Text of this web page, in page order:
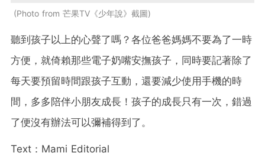
Photo from 芒果TV《少年說》截圖
聽到孩子以上的心聲了嗎？各位爸爸媽媽不要為了一時
方便，就倚賴那些電子奶嘴安撫孩子，同時要記著除了
每天要預留時間跟孩子互動，還要減少使用手機的時
間，多多陪伴小朋友成長！孩子的成長只有一次，錯過
了便沒有辦法可以彌補得到了。
Text：Mami Editorial